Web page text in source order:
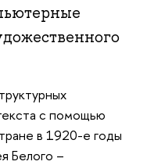
с помощью
в 1920-е годы
Белого –